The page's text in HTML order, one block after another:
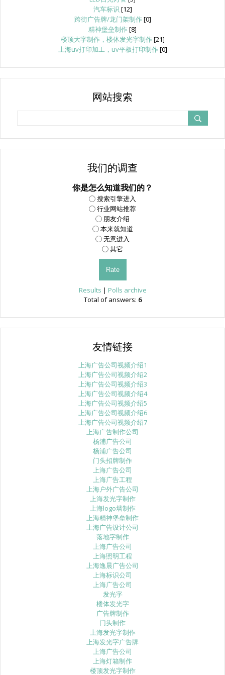
汽车标识 [12]
跨街广告牌/龙门架制作[0]
精神堡垒制作[8]
楼顶大字制作，楼体发光字制作[21]
上海uv打印加工，uv平板打印制作[0]
网站搜索
我们的调查
你是怎么知道我们的？
搜索引擎进入
行业网站推荐
朋友介绍
本来就知道
无意进入
其它
Results | Polls archive
Total of answers: 6
友情链接
上海广告公司视频介绍1
上海广告公司视频介绍2
上海广告公司视频介绍3
上海广告公司视频介绍4
上海广告公司视频介绍5
上海广告公司视频介绍6
上海广告公司视频介绍7
上海广告制作公司
杨浦广告公司
杨浦广告公司
门头招牌制作
上海广告公司
上海广告工程
上海户外广告公司
上海发光字制作
上海logo墙制作
上海精神堡垒制作
上海广告设计公司
落地字制作
上海广告公司
上海照明工程
上海逸晨广告公司
上海标识公司
上海广告公司
发光字
楼体发光字
广告牌制作
门头制作
上海发光字制作
上海发光字广告牌
上海广告公司
上海灯箱制作
楼顶发光字制作